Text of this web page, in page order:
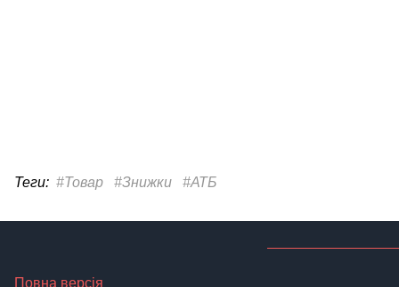
Теги: #Товар #Знижки #АТБ
Повна версія